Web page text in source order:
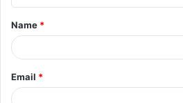
t
*
Name *
Email *